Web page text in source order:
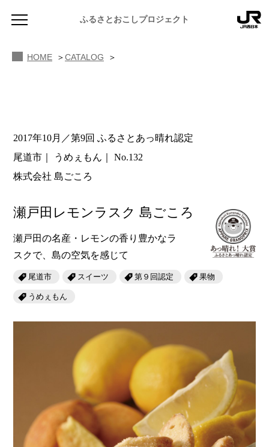
ふるさとおこしプロジェクト
お知らせ
ふるさと文庫
ふるさと散歩
あの駅この駅
おのえきTIMES
JR西日本グループのおみやげ開発
岡山育ちのアイスバー
せとうちの果実 清涼飲料水
雑貨シリーズ
恋するジャージー 瀬戸田レモン
蒜山ショコラ
ふるさとあっ晴れ認定
マップ・一覧から探す
カテゴリー・タグ・キーワードから探す
第16回 Re： 第15回 未来へつなぐ人
第14回 持続と進化 第13回 せとうちの海を育む山々
SAKU美SAKU楽
SETOUCHI TRAIN
La Malle de Bois
JR岡山の地域共生
ふるさとおこしプロジェクトとは
活動内容
HOME CATALOG
2017年10月／第9回 ふるさとあっ晴れ認定
尾道市
うめぇもん
No.132
株式会社 島ごころ
瀬戸田レモンラスク 島ごころ
瀬戸田の名産・レモンの香り豊かなラ
スクで、島の空気を感じて
尾道市 スイーツ 第９回認定 果物
うめぇもん